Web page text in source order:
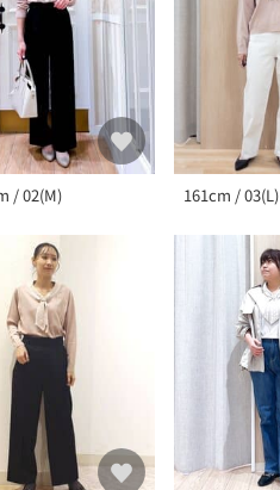
/ 02(M) 161cm / 03(L)